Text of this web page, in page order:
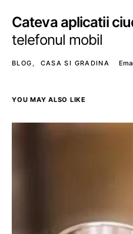
Cateva aplicatii
telefonul mobil
BLOG CASA SI GRADINA
YOU MAY ALSO LIKE